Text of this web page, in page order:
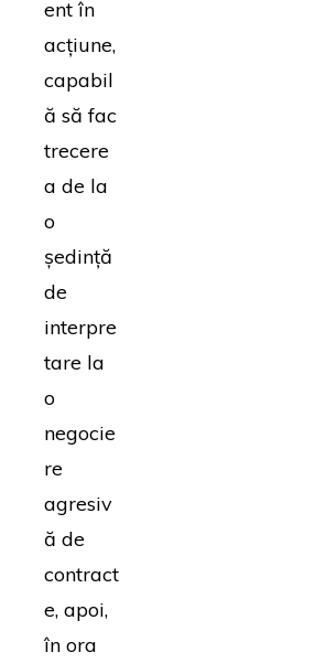
ent în
acțiune,
capabil
ă să fac
trecere
a de la
o
ședință
de
interpre
tare la
o
negocie
re
agresiv
ă de
contract
e, apoi,
în ora